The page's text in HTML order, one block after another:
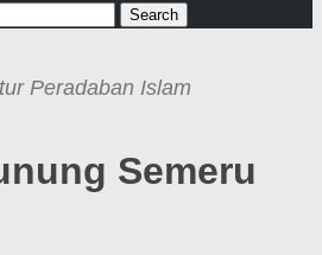
Peradaban Islam
Semeru